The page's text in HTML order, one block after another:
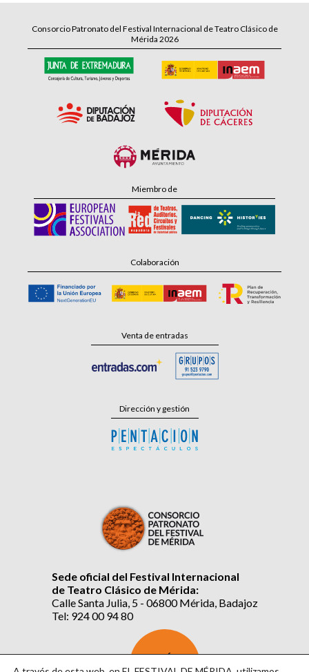
Consorcio Patronato del Festival Internacional de Teatro Clásico de
Mérida 2026
Miembro de
Colaboración
Venta de entradas
Dirección y gestión
Sede oficial del Festival Internacional
de Teatro Clásico de Mérida:
Calle Santa Julia, 5 - 06800 Mérida, Badajoz
Tel: 924 00 94 80